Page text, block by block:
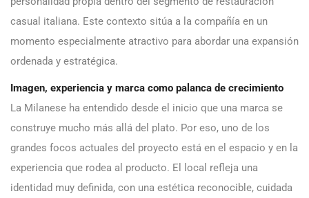
casual italiana. Este contexto sitúa a la compañía en un
momento especialmente atractivo para abordar una expansión
ordenada y estratégica.
Imagen, experiencia y marca como palanca de crecimiento
La Milanese ha entendido desde el inicio que una marca se
construye mucho más allá del plato. Por eso, uno de los
grandes focos actuales del proyecto está en el espacio y en la
experiencia que rodea al producto. El local refleja una
identidad muy definida, con una estética reconocible, cuidada